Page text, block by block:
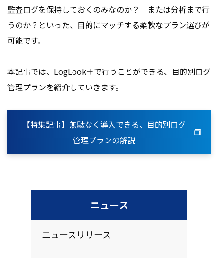
監査ログを保持しておくのみなのか？ または分析まで行
うのか？といった、目的にマッチする柔軟なプラン選びが
可能です。
本記事では、LogLook＋で行うことができる、目的別ログ
管理プランを紹介していきます。
【特集記事】無駄なく導入できる、目的別ログ
管理プランの解説
ニュース
ニュースリリース